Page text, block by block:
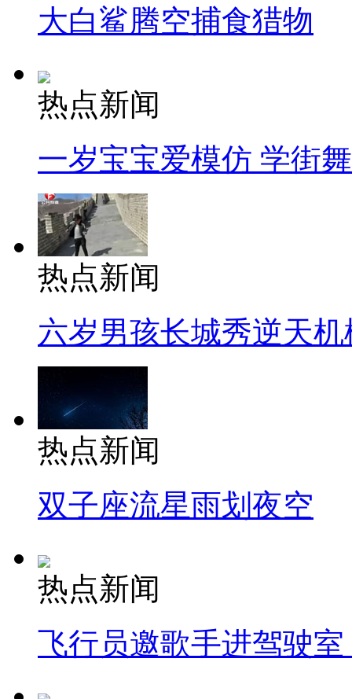
大白鲨腾空捕食猎物
热点新闻
一岁宝宝爱模仿 学街
热点新闻
六岁男孩长城秀逆天机
热点新闻
双子座流星雨划夜空
热点新闻
飞行员邀歌手进驾驶